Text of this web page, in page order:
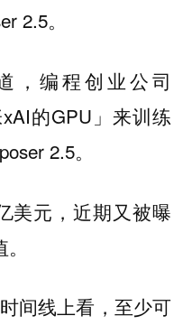
2.5。
，编程创业公司
的GPU」来训练
2.5。
美元，近期又被曝
间线上看，至少可